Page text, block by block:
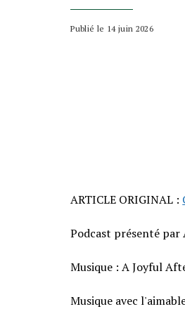
Publié le 14 juin 2026
ARTICLE ORIGINAL :
Podcast présenté par
Musique : A Joyful
Musique avec